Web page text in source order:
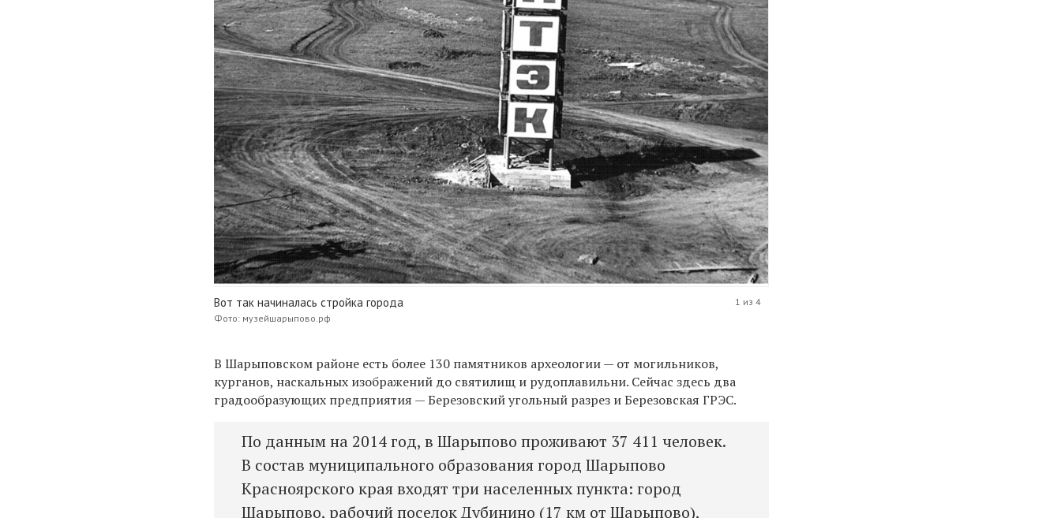
Вот так начиналась стройка города
Фото: музейшарыпово.рф
1 из 4
В Шарыповском районе есть более 130 памятников археологии — от могильников,
курганов, наскальных изображений до святилищ и рудоплавильни. Сейчас здесь два
градообразующих предприятия — Березовский угольный разрез и Березовская ГРЭС.
По данным на 2014 год, в Шарыпово проживают 37 411 человек.
В состав муниципального образования город Шарыпово
Красноярского края входят три населенных пункта: город
Шарыпово, рабочий поселок Дубинино (17 км от Шарыпово),